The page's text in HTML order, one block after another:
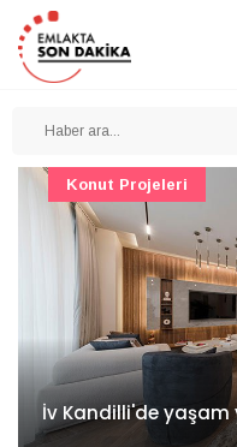
İv Kandilli'de yaşam
Konut Projeleri